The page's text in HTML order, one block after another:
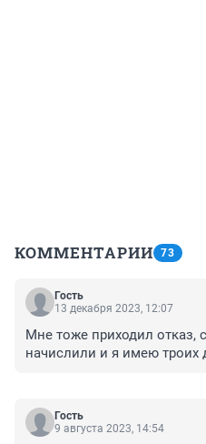
КОММЕНТАРИИ 73
Гость
13 декабря 2023, 12:07
Мне тоже приходил отказ,
начислили и я имею троих
Гость
9 августа 2023, 14:54